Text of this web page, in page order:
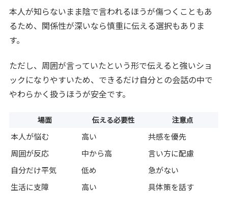
本人が知らないまま陰で言われるほうが傷つくこともあ
るため、関係性が深いなら慎重に伝える選択もありま
す。
ただし、周囲が言っていたという形で伝えると強いショ
ックになりやすいため、できるだけ自分との会話の中で
やわらかく扱うほうが安全です。
場面 伝える必要性 注意点
本人が悩む 高い
共感を優先
周囲が反応
中から高
言い方に配慮
自分だけ平気
低め
急がない
生活に支障
高い 具体策を話す